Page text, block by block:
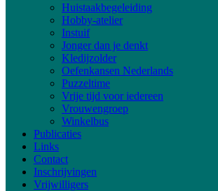
Huistaakbegeleiding
Hobby-atelier
Instuif
Jonger dan je denkt
Kledijzolder
Oefenkansen Nederlands
Puzzeltime
Vrije tijd voor iedereen
Vrouwengroep
Winkelbus
Publicaties
Links
Contact
Inschrijvingen
Vrijwilligers